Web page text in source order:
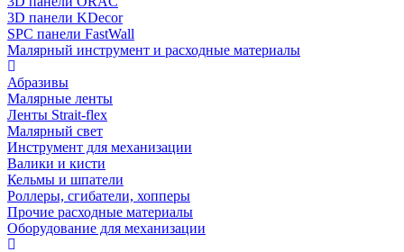
3D панели KDecor
SPC панели FastWall
Малярный инструмент и расходные материалы
Абразивы
Малярные ленты
Ленты Strait-flex
Малярный свет
Инструмент для механизации
Валики и кисти
Кельмы и шпатели
Роллеры, сгибатели, хопперы
Прочие расходные материалы
Оборудование для механизации